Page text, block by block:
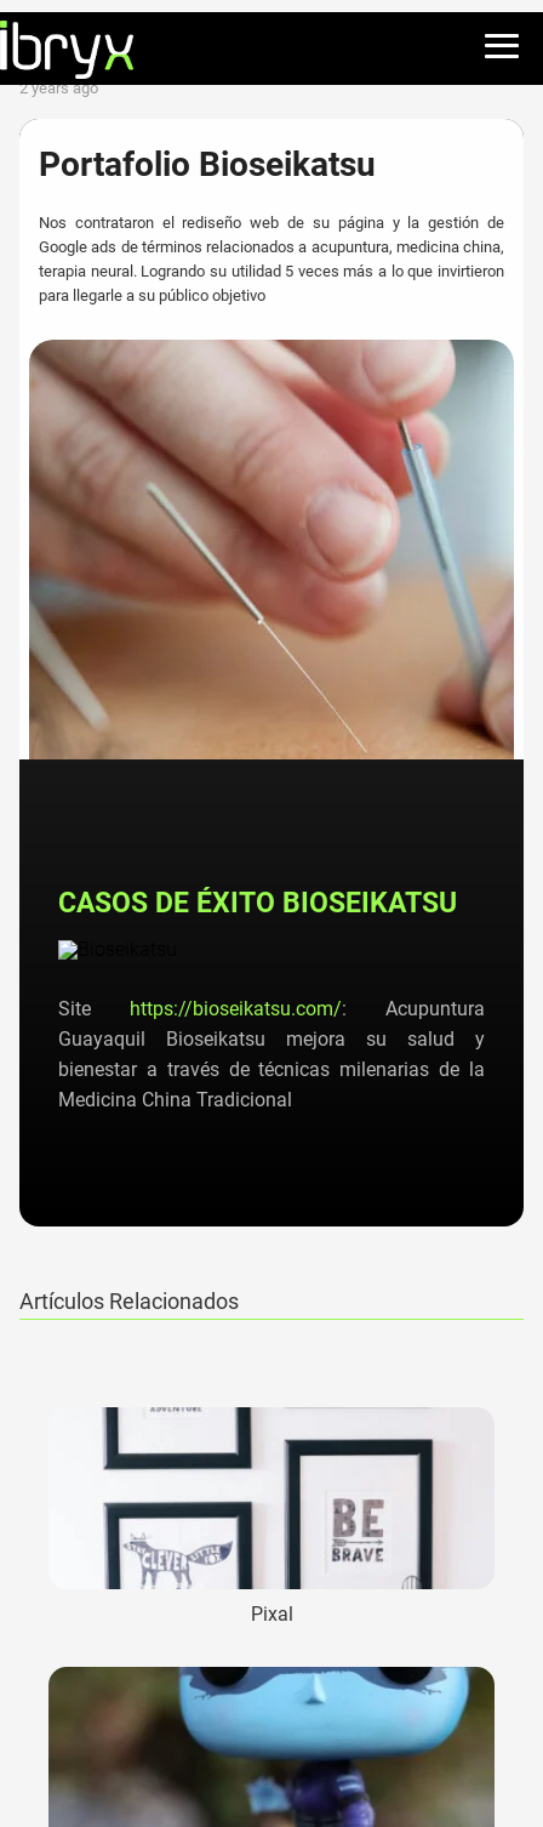
2 years ago
Portafolio Bioseikatsu
Nos contrataron el rediseño web de su página y la gestión de
Google ads de términos relacionados a acupuntura, medicina china,
terapia neural. Logrando su utilidad 5 veces más a lo que invirtieron
para llegarle a su público objetivo
CASOS DE ÉXITO BIOSEIKATSU
Site https://bioseikatsu.com/: Acupuntura
Guayaquil Bioseikatsu mejora su salud y
bienestar a través de técnicas milenarias de la
Medicina China Tradicional
Artículos Relacionados
Pixal